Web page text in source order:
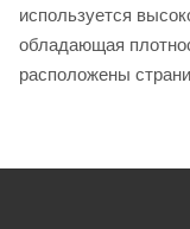
используется
обладающая
расположены